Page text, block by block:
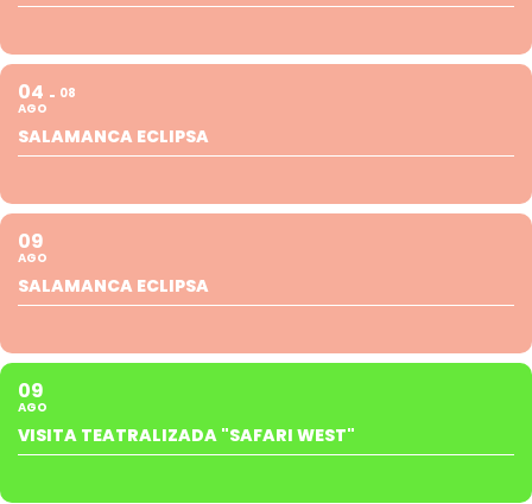
04
AGO
08
SALAMANCA ECLIPSA
09
AGO
SALAMANCA ECLIPSA
09
AGO
VISITA TEATRALIZADA "SAFARI WEST"